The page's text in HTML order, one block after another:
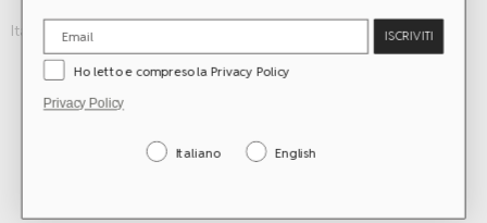
Italiano English ISCRIVITI
Ho letto e compreso la Privacy Policy
Privacy Policy
Italiano English